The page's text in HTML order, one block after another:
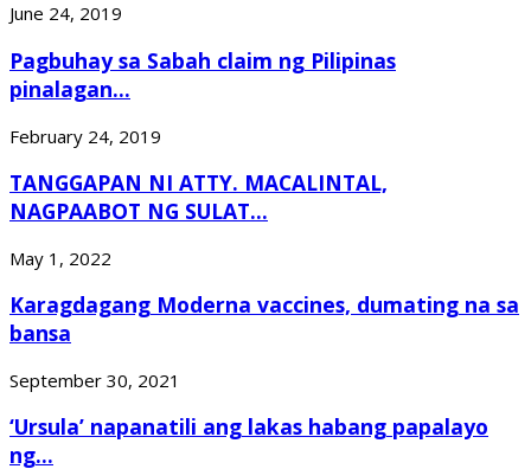
June 24, 2019
Pagbuhay sa Sabah claim ng Pilipinas
pinalagan...
February 24, 2019
TANGGAPAN NI ATTY. MACALINTAL,
NAGPAABOT NG SULAT...
May 1, 2022
Karagdagang Moderna vaccines, dumating na sa
bansa
September 30, 2021
‘Ursula’ napanatili ang lakas habang papalayo
ng...